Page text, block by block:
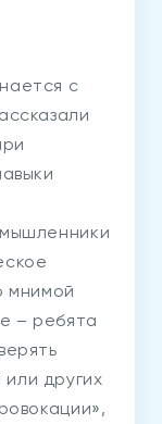
с
мнимой
– ребята
других